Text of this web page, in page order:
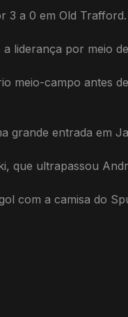
3 a 0 em Old Trafford.
liderança por meio
meio-campo antes
grande entrada em
que ultrapassou
com a camisa do